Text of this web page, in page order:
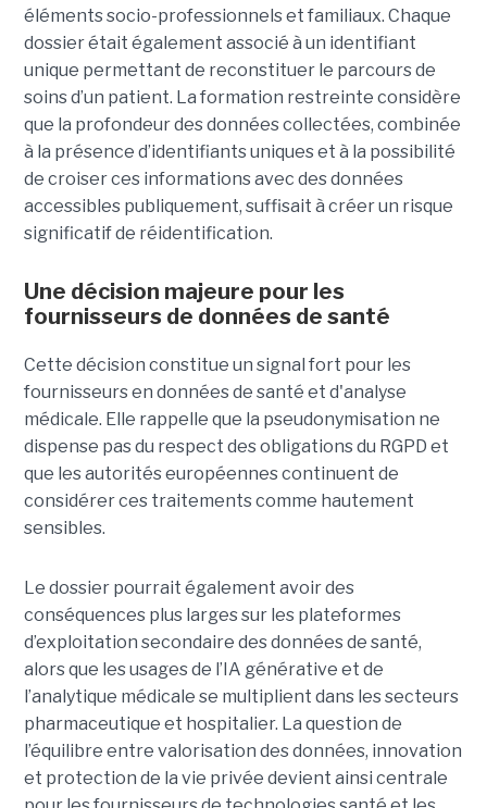
éléments socio-professionnels et familiaux. Chaque
dossier était également associé à un identifiant
unique permettant de reconstituer le parcours de
soins d’un patient. La formation restreinte considère
que la profondeur des données collectées, combinée
à la présence d’identifiants uniques et à la possibilité
de croiser ces informations avec des données
accessibles publiquement, suffisait à créer un risque
significatif de réidentification.
Une décision majeure pour les
fournisseurs de données de santé
Cette décision constitue un signal fort pour les
fournisseurs en données de santé et d'analyse
médicale. Elle rappelle que la pseudonymisation ne
dispense pas du respect des obligations du RGPD et
que les autorités européennes continuent de
considérer ces traitements comme hautement
sensibles.
Le dossier pourrait également avoir des
conséquences plus larges sur les plateformes
d’exploitation secondaire des données de santé,
alors que les usages de l’IA générative et de
l’analytique médicale se multiplient dans les secteurs
pharmaceutique et hospitalier. La question de
l’équilibre entre valorisation des données, innovation
et protection de la vie privée devient ainsi centrale